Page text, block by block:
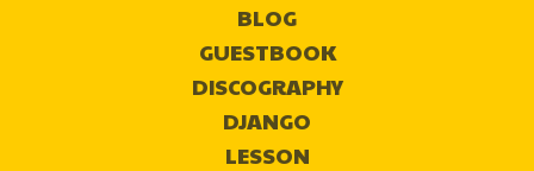
BLOG
GUESTBOOK
DISCOGRAPHY
DJANGO
LESSON